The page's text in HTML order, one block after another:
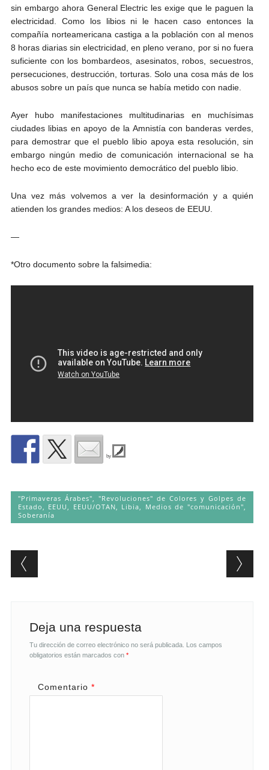
sin embargo ahora General Electric les exige que le paguen la
electricidad. Como los libios ni le hacen caso entonces la
compañía norteamericana castiga a la población con al menos
8 horas diarias sin electricidad, en pleno verano, por si no fuera
suficiente con los bombardeos, asesinatos, robos, secuestros,
persecuciones, destrucción, torturas. Solo una cosa más de los
abusos sobre un país que nunca se había metido con nadie.
Ayer hubo manifestaciones multitudinarias en muchísimas
ciudades libias en apoyo de la Amnistía con banderas verdes,
para demostrar que el pueblo libio apoya esta resolución, sin
embargo ningún medio de comunicación internacional se ha
hecho eco de este movimiento democrático del pueblo libio.
Una vez más volvemos a ver la desinformación y a quién
atienden los grandes medios: A los deseos de EEUU.
—
*Otro documento sobre la falsimedia:
by
"Primaveras Árabes", "Revoluciones" de Colores y Golpes de
Estado
EEUU EEUU/OTAN Libia Medios de "comunicación"
Soberanía
Post navigation
Deja una respuesta
Tu dirección de correo electrónico no será publicada. Los campos
obligatorios están marcados con *
Comentario *